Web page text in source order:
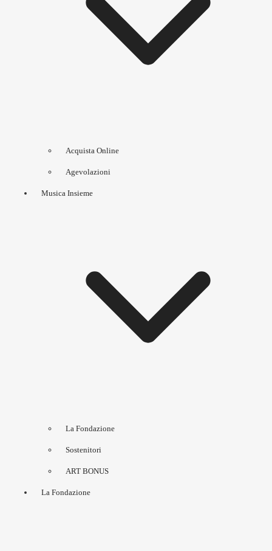
Acquista Online
Agevolazioni
Musica Insieme
La Fondazione
Sostenitori
ART BONUS
La Fondazione